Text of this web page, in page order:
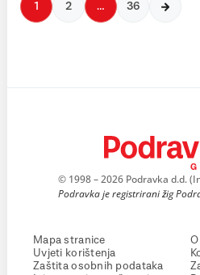
1 2 … 36
© 1998 – 2026 Podravka d.d.
Podravka je registrirani žig
Mapa stranice
Uvjeti korištenja
Zaštita osobnih podataka